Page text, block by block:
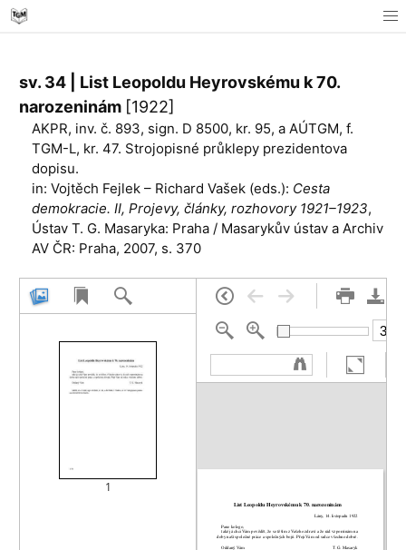
sv. 34 | List Leopoldu Heyrovskému k 70.
narozeninám [1922]
AKPR, inv. č. 893, sign. D 8500, kr. 95, a AÚTGM, f.
TGM-L, kr. 47. Strojopisné průklepy prezidentova
dopisu.
in: Vojtěch Fejlek – Richard Vašek (eds.): Cesta
demokracie. II, Projevy, články, rozhovory 1921–1923,
Ústav T. G. Masaryka: Praha / Masarykův ústav a Archiv
AV ČR: Praha, 2007, s. 370